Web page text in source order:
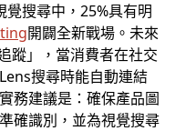
搜尋中，25%具有明
開闢全新戰場。未來
蹤」，當消費者在社交
搜尋時能自動連結
務建議是：確保產品圖
確識別，並為視覺搜尋